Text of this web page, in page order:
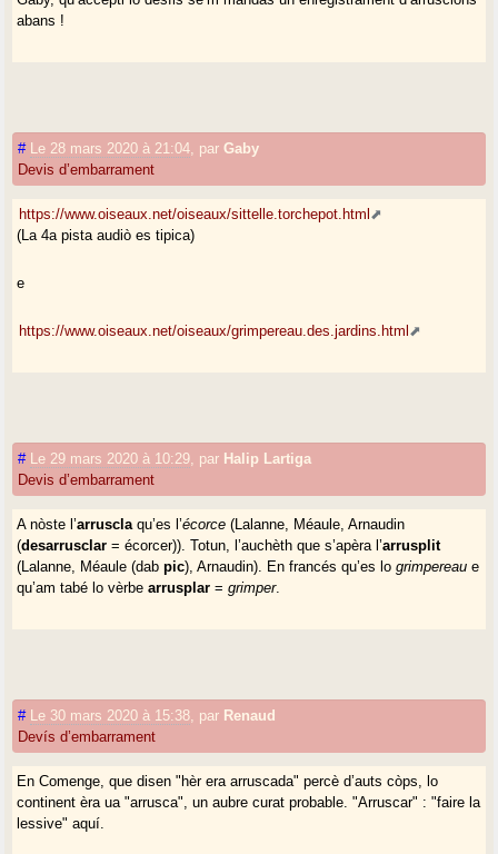
abans !
# Le 28 mars 2020 à 21:04 parGaby
Devis d’embarrament
https://www.oiseaux.net/oiseaux/sittelle.torchepot.html
(La 4a pista audiò es tipica)
e
https://www.oiseaux.net/oiseaux/grimpereau.des.jardins.html
# Le 29 mars 2020 à 10:29 par Halip Lartiga
Devis d’embarrament
A nòste l’arruscla qu’es l’écorce (Lalanne, Méaule, Arnaudin
(desarrusclar = écorcer)). Totun, l’auchèth que s’apèra l’arrusplit
(Lalanne, Méaule (dab pic), Arnaudin). En francés qu’es logrimpereau e
qu’am tabé lo vèrbearrusplar =grimper.
# Le 30 mars 2020 à 15:38 par Renaud
Devís d’embarrament
En Comenge, que disen "hèr era arruscada" percè d’auts còps, lo
continent èra ua "arrusca", un aubre curat probable. "Arruscar" : "faire la
lessive" aquí.